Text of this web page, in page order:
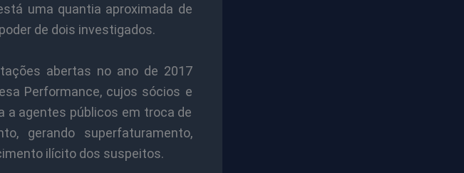
uma quantia aproximada de
de dois investigados.
abertas no ano de 2017
Performance, cujos sócios e
a agentes públicos em troca de
gerando superfaturamento,
ilícito dos suspeitos.